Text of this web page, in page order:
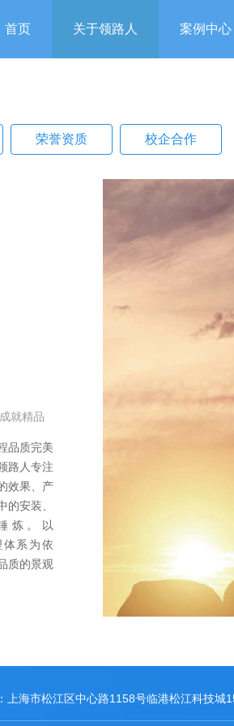
首页 关于领路人 案例中心
荣誉资质 校企合作
就精品
品质完美
路人专注
效果、产
的安装、
炼。以
体系为依
质的景观
上海市松江区中心路1158号临港松江科技城